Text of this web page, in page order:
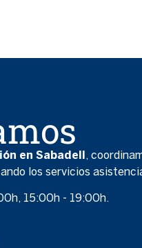
en Sabadell ,
los servicios
15:00h - 19:00h.